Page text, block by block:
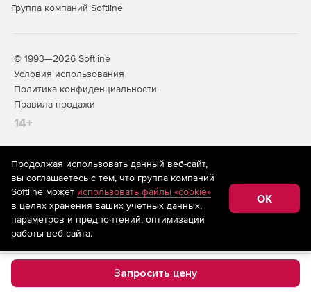
Запросить цену
Группа компаний Softline
© 1993—2026 Softline
Условия использования
Политика конфиденциальности
Правила продажи
14+
На информационном ресурсе store.softline.ru применяются
рекомендательные технологии(информационные технологии
предоставления информации на основе сбора,
систематизации и анализа сведений, относящихся к
предпочтениям пользователей сети «Интернет»,
находящихся на территории Российской Федерации)
Продолжая использовать данный веб-сайт,
вы соглашаетесь с тем, что группа компаний
Softline может использовать файлы «cookie»
в целях хранения ваших учетных данных,
параметров и предпочтений, оптимизации
работы веб-сайта.
OK